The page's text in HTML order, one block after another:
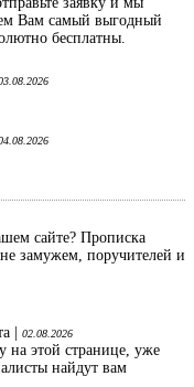
Вам самый выгодный
бесплатны.
сайте? Прописка
замужем, поручителей и
|
02.08.2026
на этой странице, уже
найдут вам